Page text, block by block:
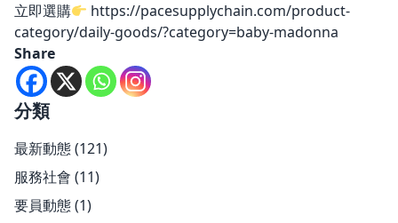
立即選購
https://pacesupplychain.com/product-
category/daily-goods/?category=baby-madonna
Share
分類
最新動態(121)
服務社會 (11)
要員動態(1)